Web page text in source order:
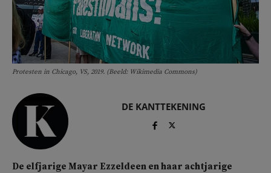
Protesten in Chicago, VS, 2019. (Beeld: Wikimedia Commons)
DE KANTTEKENING
De elfjarige Mayar Ezzeldeen en haar achtjarige